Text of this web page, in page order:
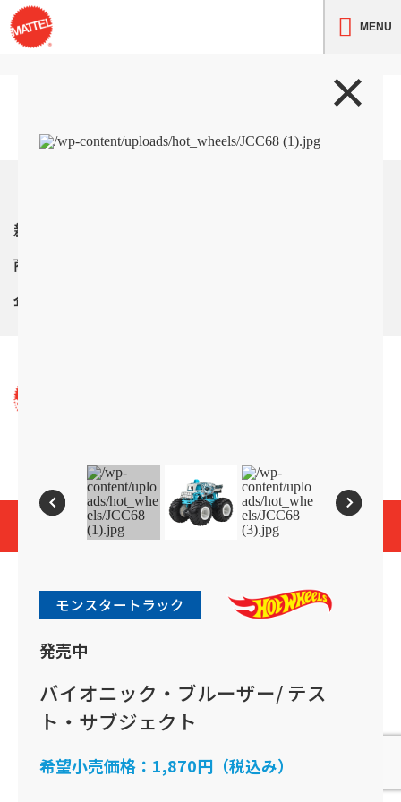
MENU
モンスタートラック
発売中
バイオニック・ブルーザー/ テス
ト・サブジェクト
希望小売価格： 1,870円（税込み）
新着情報
商品紹介
企業情報
© 2026 Mattel. All Rights Reserved.
page top